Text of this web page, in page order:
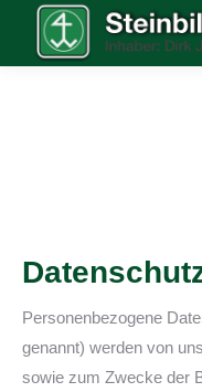
Personenbezogene
genannt) werden von
sowie zum Zwecke der